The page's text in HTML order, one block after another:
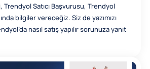
Satıcı Başvurusu, Trendyol
bilgiler vereceğiz. Siz de yazımızı
nasıl satış yapılır sorunuza yanıt